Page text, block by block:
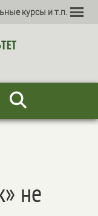
курсы и т.п.
не